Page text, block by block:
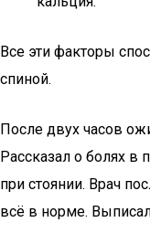
Все эти факторы
спиной.
После двух часов
Рассказал о болях в
при стоянии. Врач
всё в норме.